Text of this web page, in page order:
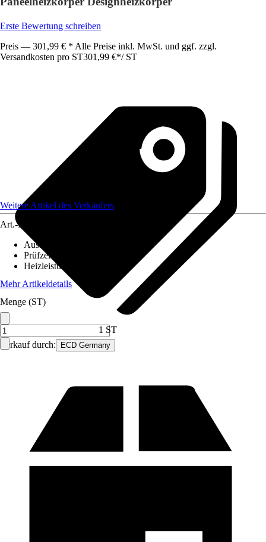
Erste Bewertung schreiben
Preis — 301,99 € * Alle Preise inkl. MwSt. und ggf. zzgl.
Versandkosten pro ST301,99 €*/ ST
Verkauf durch: ECD Germany
Weitere Artikel des Verkäufers
Art.-Nr.
Ausführung
Prüfzeichen
Heizleistung
Mehr Artikeldetails
Menge (ST)
1 ST